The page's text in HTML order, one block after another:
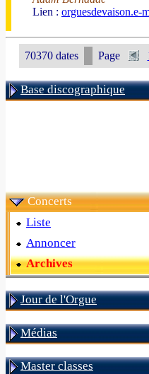
Lien : orguesdevaison.e-
70370 dates Page
Base discographique
Concerts
Liste
Annoncer
Archives
Jour de l'Orgue
Médias
Master classes